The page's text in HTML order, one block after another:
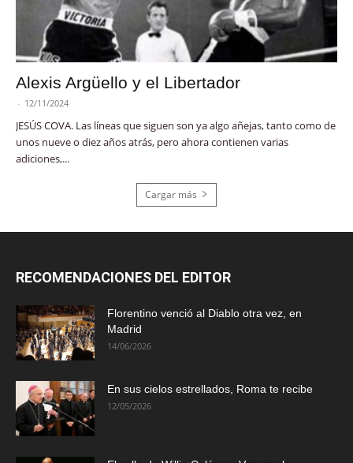
Alexis Argüello y el Libertador
- 12/11/2024
JESÚS COVA. Las líneas que siguen son ya algo añejas, tanto como de
unos nueve o diez años atrás, pero ahora contienen varias
adiciones,...
Cargar más
RECOMENDACIONES DEL EDITOR
Florentino venció al Diablo otra vez, en
Madrid
14/06/2026
En sus cielos estrellados, Roma te recibe
12/05/2026